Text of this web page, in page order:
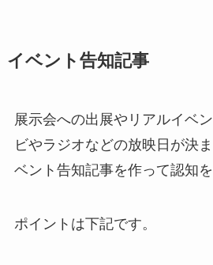
イベント告知記事
展示会への出展やリアルイベ
ビやラジオなどの放映日が決
ベント告知記事を作って認知を
ポイントは下記です。